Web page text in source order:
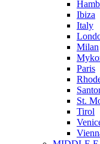
Ibiza
Italy
Milan
Paris
St.
Tirol